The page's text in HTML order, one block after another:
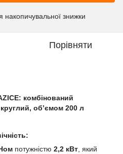
накопичувальної знижки
Порівняти
: комбінований
об’ємом 200 л
потужністю 2,2 кВт , який